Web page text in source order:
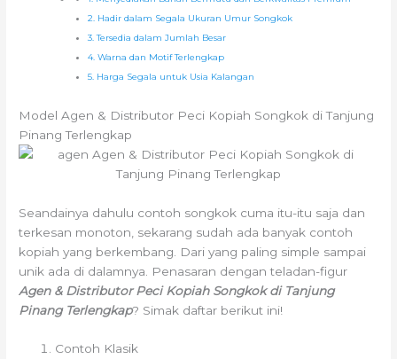
2. Hadir dalam Segala Ukuran Umur Songkok
3. Tersedia dalam Jumlah Besar
4. Warna dan Motif Terlengkap
5. Harga Segala untuk Usia Kalangan
Model Agen & Distributor Peci Kopiah Songkok di Tanjung
Pinang Terlengkap
Seandainya dahulu contoh songkok cuma itu-itu saja dan
terkesan monoton, sekarang sudah ada banyak contoh
kopiah yang berkembang. Dari yang paling simple sampai
unik ada di dalamnya. Penasaran dengan teladan-figur
Agen & Distributor Peci Kopiah Songkok di Tanjung
Pinang Terlengkap? Simak daftar berikut ini!
Contoh Klasik